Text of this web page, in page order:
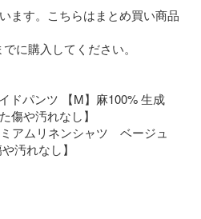
ます。こちらはまとめ買い商品
に購入してください。
ドパンツ 【M】麻100% 生成
傷や汚れなし】
アムリネンシャツ　ベージュ
汚れなし】